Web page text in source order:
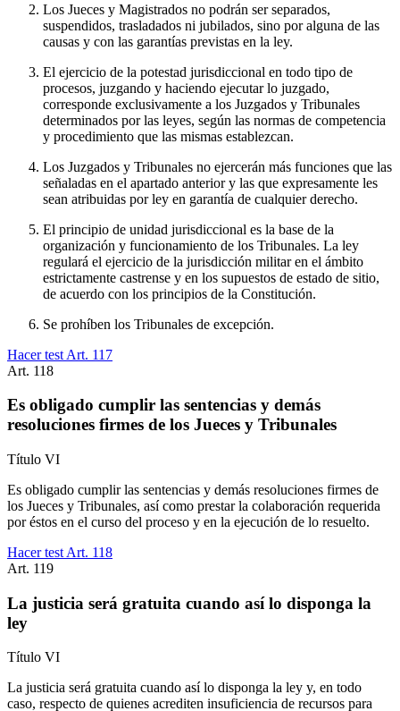
Los Jueces y Magistrados no podrán ser separados,
suspendidos, trasladados ni jubilados, sino por alguna de las
causas y con las garantías previstas en la ley.
El ejercicio de la potestad jurisdiccional en todo tipo de
procesos, juzgando y haciendo ejecutar lo juzgado,
corresponde exclusivamente a los Juzgados y Tribunales
determinados por las leyes, según las normas de competencia
y procedimiento que las mismas establezcan.
Los Juzgados y Tribunales no ejercerán más funciones que las
señaladas en el apartado anterior y las que expresamente les
sean atribuidas por ley en garantía de cualquier derecho.
El principio de unidad jurisdiccional es la base de la
organización y funcionamiento de los Tribunales. La ley
regulará el ejercicio de la jurisdicción militar en el ámbito
estrictamente castrense y en los supuestos de estado de sitio,
de acuerdo con los principios de la Constitución.
Se prohíben los Tribunales de excepción.
Hacer test Art. 117
Art. 118
Es obligado cumplir las sentencias y demás
resoluciones firmes de los Jueces y Tribunales
Título VI
Es obligado cumplir las sentencias y demás resoluciones firmes de
los Jueces y Tribunales, así como prestar la colaboración requerida
por éstos en el curso del proceso y en la ejecución de lo resuelto.
Hacer test Art. 118
Art. 119
La justicia será gratuita cuando así lo disponga la
ley
Título VI
La justicia será gratuita cuando así lo disponga la ley y, en todo
caso, respecto de quienes acrediten insuficiencia de recursos para